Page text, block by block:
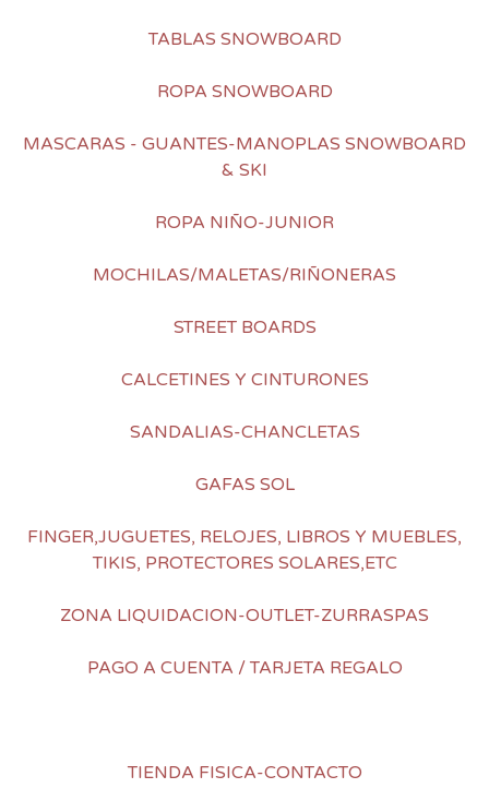
TABLAS SNOWBOARD
ROPA SNOWBOARD
MASCARAS - GUANTES-MANOPLAS SNOWBOARD
& SKI
ROPA NIÑO-JUNIOR
MOCHILAS/MALETAS/RIÑONERAS
STREET BOARDS
CALCETINES Y CINTURONES
SANDALIAS-CHANCLETAS
GAFAS SOL
FINGER,JUGUETES, RELOJES, LIBROS Y MUEBLES,
TIKIS, PROTECTORES SOLARES,ETC
ZONA LIQUIDACION-OUTLET-ZURRASPAS
PAGO A CUENTA / TARJETA REGALO
TIENDA FISICA-CONTACTO